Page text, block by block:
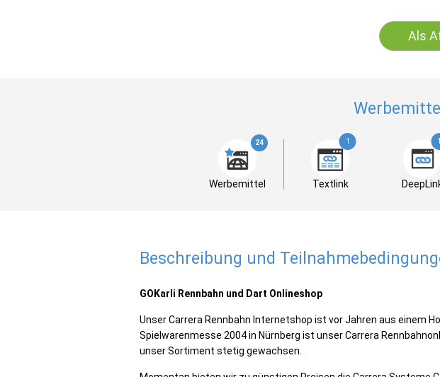
Als
24
Werbemittel
1
Textlink
1
Beschreibung und
GOKarli Rennbahn und Dart Onlineshop
Unser Carrera Rennbahn Internetshop ist vor Jahren aus einem
Spielwarenmesse 2004 in Nürnberg ist unser Carrera
unser Sortiment stetig gewachsen.